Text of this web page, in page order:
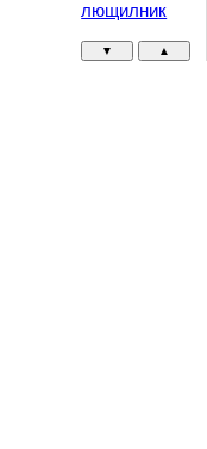
лющилник
▼ ▲